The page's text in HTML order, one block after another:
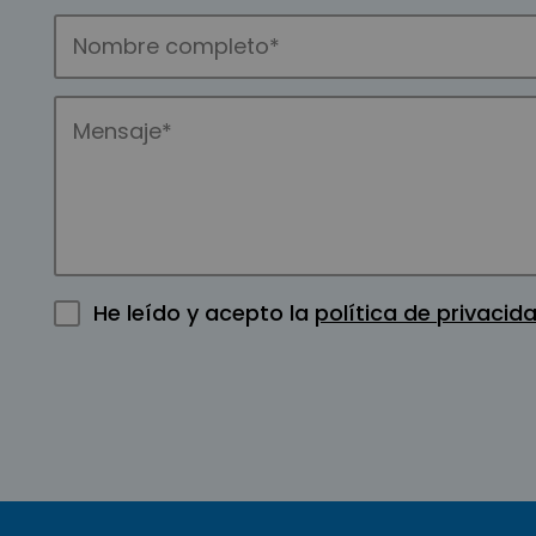
He leído y acepto la política de